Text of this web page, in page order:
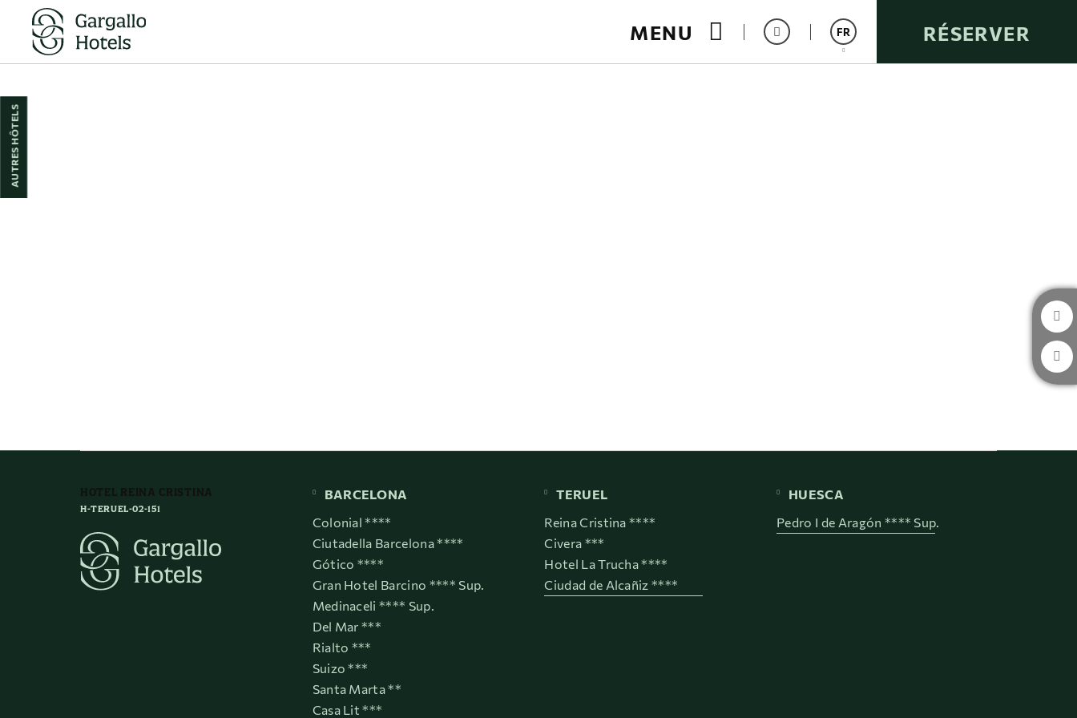
MENU FR RÉSERVER
HOTEL REINA CRISTINA
H-TERUEL-02-151
BARCELONA
Colonial ****
Ciutadella Barcelona ****
Gótico ****
Gran Hotel Barcino **** Sup.
Medinaceli **** Sup.
Del Mar ***
Rialto ***
Suizo ***
Santa Marta **
Casa Lit ***
TERUEL
Reina Cristina ****
Civera ***
Hotel La Trucha ****
Ciudad de Alcañiz ****
HUESCA
Pedro I de Aragón **** Sup.
AUTRES HÔTELS